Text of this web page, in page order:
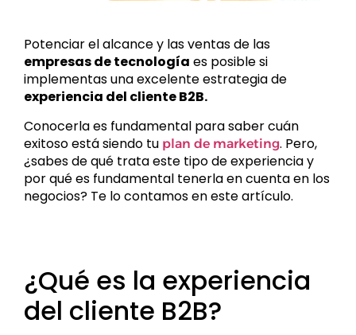
Potenciar el alcance y las ventas de las
empresas de tecnología es posible si
implementas una excelente estrategia de
experiencia del cliente B2B.
Conocerla es fundamental para saber cuán
exitoso está siendo tu plan de marketing. Pero,
¿sabes de qué trata este tipo de experiencia y
por qué es fundamental tenerla en cuenta en los
negocios? Te lo contamos en este artículo.
¿Qué es la experiencia
del cliente B2B?